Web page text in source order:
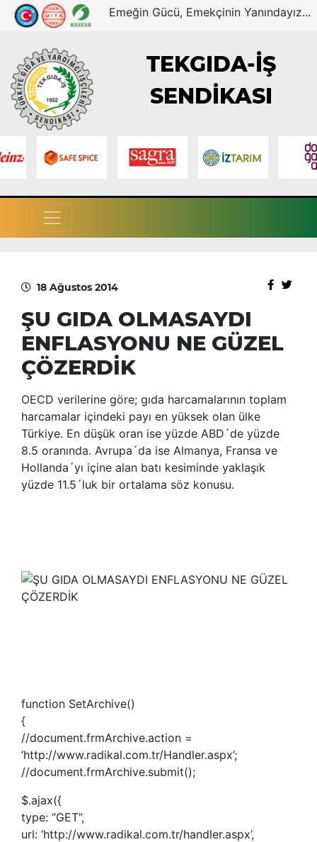
Emeğin Gücü, Emekçinin Yanındayız...
TEKGIDA-İŞ
SENDİKASI
18 Ağustos 2014
ŞU GIDA OLMASAYDI
ENFLASYONU NE GÜZEL
ÇÖZERDİK
OECD verilerine göre; gıda harcamalarının toplam
harcamalar içindeki payı en yüksek olan ülke
Türkiye. En düşük oran ise yüzde ABD´de yüzde
8.5 oranında. Avrupa´da ise Almanya, Fransa ve
Hollanda´yı içine alan batı kesiminde yaklaşık
yüzde 11.5´luk bir ortalama söz konusu.
function SetArchive()
{
//document.frmArchive.action =
‘http://www.radikal.com.tr/Handler.aspx’;
//document.frmArchive.submit();
$.ajax({
type: “GET”,
url: ‘http://www.radikal.com.tr/handler.aspx’,